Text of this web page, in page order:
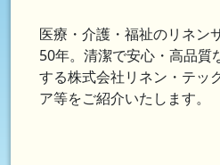
医療・介護・福祉のリネン
50年。清潔で安心・高品質
する株式会社リネン・テッ
ア等をご紹介いたします。